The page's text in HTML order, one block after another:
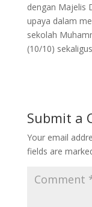
dengan Majelis
upaya dalam
sekolah
(10/10)
Submit a
Your email
fields are